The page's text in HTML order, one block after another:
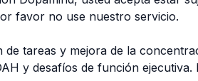
favor no use nuestro servicio.
de tareas y mejora de la
y desafíos de función